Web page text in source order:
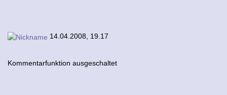
14.04.2008, 19.17
Kommentarfunktion ausgeschaltet